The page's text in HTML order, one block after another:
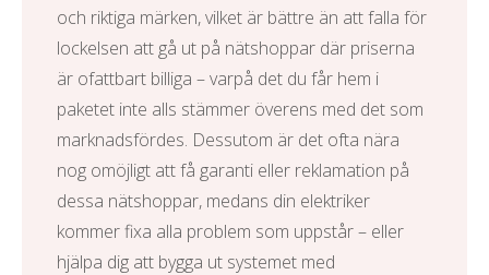
och riktiga märken, vilket är bättre än att falla för
lockelsen att gå ut på nätshoppar där priserna
är ofattbart billiga – varpå det du får hem i
paketet inte alls stämmer överens med det som
marknadsfördes. Dessutom är det ofta nära
nog omöjligt att få garanti eller reklamation på
dessa nätshoppar, medans din elektriker
kommer fixa alla problem som uppstår – eller
hjälpa dig att bygga ut systemet med